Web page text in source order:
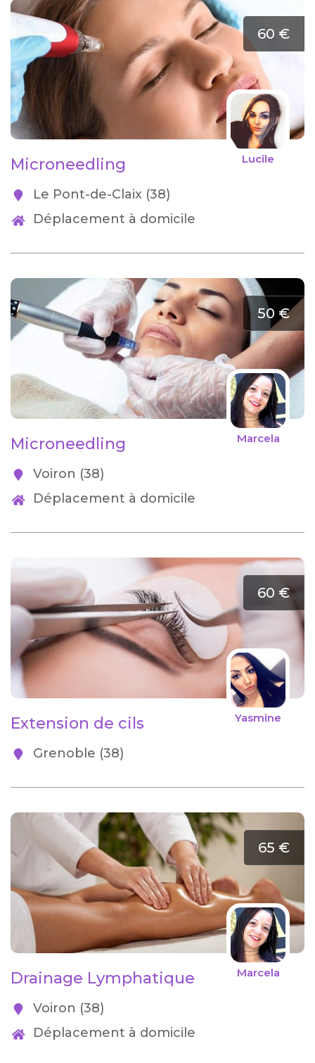
60 €
Lucile
Microneedling
Le Pont-de-Claix (38)
Déplacement à domicile
50 €
Marcela
Microneedling
Voiron (38)
Déplacement à domicile
60 €
Yasmine
Extension de cils
Grenoble (38)
65 €
Marcela
Drainage Lymphatique
Voiron (38)
Déplacement à domicile